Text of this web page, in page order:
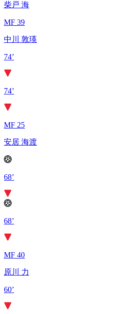
柴戸 海
MF 39
中川 敦瑛
74’
74’
MF 25
安居 海渡
68’
68’
MF 40
原川 力
60’